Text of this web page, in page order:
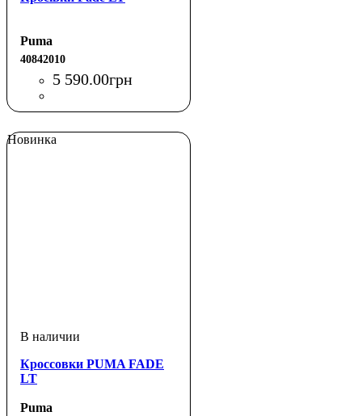
Puma
40842010
5 590.00грн
Новинка
Кроссовки PUMA FADE
LT
Puma